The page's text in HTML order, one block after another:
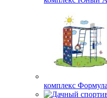
комплекс